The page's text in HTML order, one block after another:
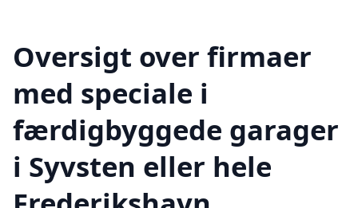
Oversigt over firmaer
med speciale i
færdigbyggede garager
i Syvsten eller hele